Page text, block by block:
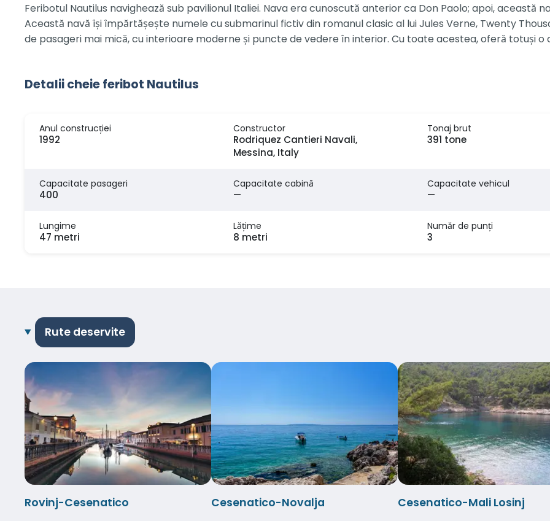
Feribotul Nautilus navighează sub pavilionul Italiei. Nava era cunoscută anterior ca Don Paolo; apoi, această
Această navă își împărtășește numele cu submarinul fictiv din romanul clasic al lui Jules Verne, Twenty
de pasageri mai mică, cu interioare moderne și puncte de vedere în interior. Cu toate acestea, oferă totuși
Detalii cheie feribot Nautilus
Anul construcției
1992
Constructor
Rodriquez Cantieri Navali,
Messina, Italy
Tonaj brut
391 tone
Capacitate pasageri
400
Capacitate cabină
—
Capacitate vehicul
—
Lungime
47 metri
Lăţime
8 metri
Număr de punți
3
Rute deservite
Rovinj-Cesenatico Cesenatico-Novalja Cesenatico-Mali Losinj